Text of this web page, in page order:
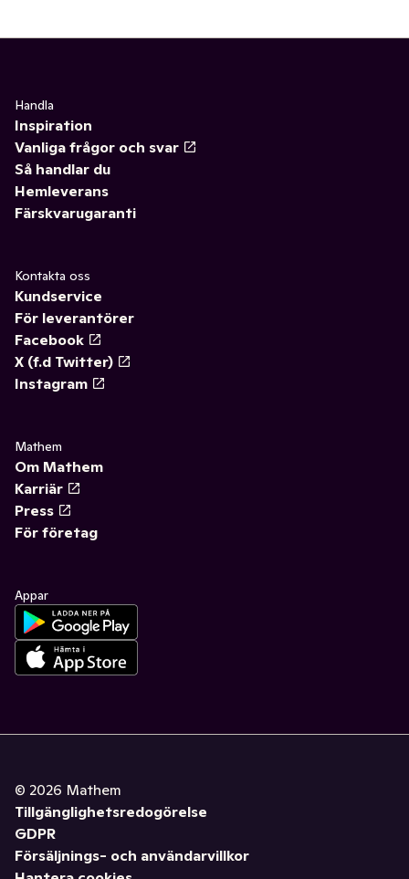
Handla
Inspiration
Vanliga frågor och svar
Så handlar du
Hemleverans
Färskvarugaranti
Kontakta oss
Kundservice
För leverantörer
Facebook
X (f.d Twitter)
Instagram
Mathem
Om Mathem
Karriär
Press
För företag
Appar
© 2026 Mathem
Tillgänglighetsredogörelse
GDPR
Försäljnings- och användarvillkor